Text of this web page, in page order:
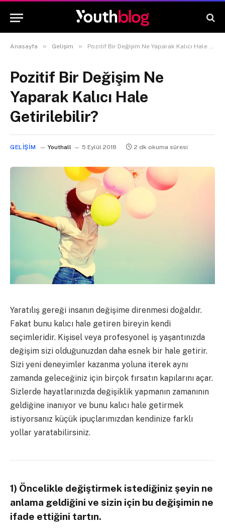
Anasayfa » Gelişim » Pozitif Bir Değişim Ne Yaparak Kalıcı Hale Getirilebilir?
Pozitif Bir Değişim Ne
Yaparak Kalıcı Hale
Getirilebilir?
GELIŞIM Youthall 5 Eylül 2018 2 dk okuma süresi
Yaratılış gereği insanın değişime direnmesi doğaldır.
Fakat bunu kalıcı hale getiren bireyin kendi
seçimleridir. Kişisel veya profesyonel iş yaşantınızda
değişim sizi olduğunuzdan daha esnek bir hale getirir.
Sizi yeni deneyimler kazanma yoluna iterek aynı
zamanda geleceğiniz için birçok fırsatın kapılarını açar.
Sizlerde hayatlarınızda değişiklik yapmanın zamanının
geldiğine inanıyor ve bunu kalıcı hale getirmek
istiyorsanız küçük ipuçlarımızdan kendinize farklı
yollar yaratabilirsiniz.
1) Öncelikle değiştirmek istediğiniz şeyin ne
anlama geldiğini ve sizin için bu değişimin ne
ifade ettiğini tartın.